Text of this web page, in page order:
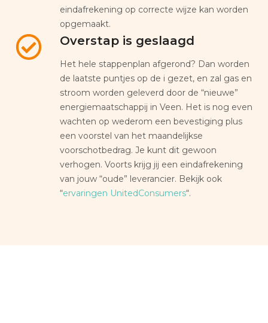
eindafrekening op correcte wijze kan worden
opgemaakt.
Overstap is geslaagd
Het hele stappenplan afgerond? Dan worden
de laatste puntjes op de i gezet, en zal gas en
stroom worden geleverd door de “nieuwe”
energiemaatschappij in Veen. Het is nog even
wachten op wederom een bevestiging plus
een voorstel van het maandelijkse
voorschotbedrag. Je kunt dit gewoon
verhogen. Voorts krijg jij een eindafrekening
van jouw “oude” leverancier. Bekijk ook
“ervaringen UnitedConsumers“.